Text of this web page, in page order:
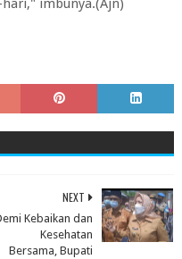
imbunya.(Ajn)
NEXT
Kebaikan dan
Kesehatan
Bersama, Bupati